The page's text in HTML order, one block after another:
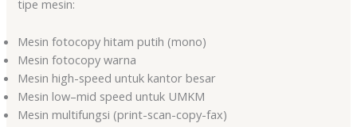
tipe mesin:
Mesin fotocopy hitam putih (mono)
Mesin fotocopy warna
Mesin high-speed untuk kantor besar
Mesin low–mid speed untuk UMKM
Mesin multifungsi (print-scan-copy-fax)